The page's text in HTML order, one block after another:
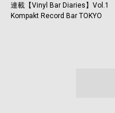
連載【Vinyl Bar Diaries】Vol.1
Kompakt Record Bar TOKYO